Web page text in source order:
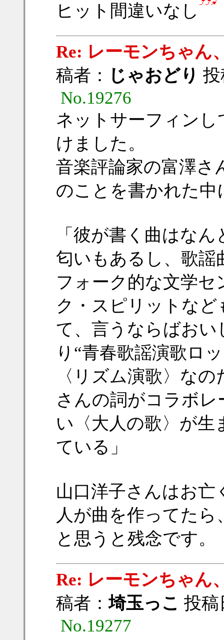
ヒット間違いなし
Re: レーモンちゃん
稿者： じゃおどり 投
No.19276
ネットサーフィン
けました。
音楽評論家の富澤さ
のことを書かれた
「彼が書く曲はな
匂いもあるし、歌謡
フォーク的な文学セ
ク・スピリットな
て、言うならばお
り“青春歌謡演歌ロ
〈リズム演歌〉な
さんの詞がコラボ
い〈大人の歌〉が
ている」
山口洋子さんはお
人が曲を作ってた
と思うと残念です。
Re: レーモンちゃん
稿者：埼玉っこ 投稿
No.19277